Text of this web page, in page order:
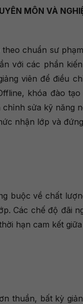
MÔN VÀ
chuẩn sư
với các phần
viên để điều
khóa đào
sửa kỹ năng
nhận lớp và
buộc về chất
Các chế độ đãi
hạn cam kết
thuần, bất kỳ